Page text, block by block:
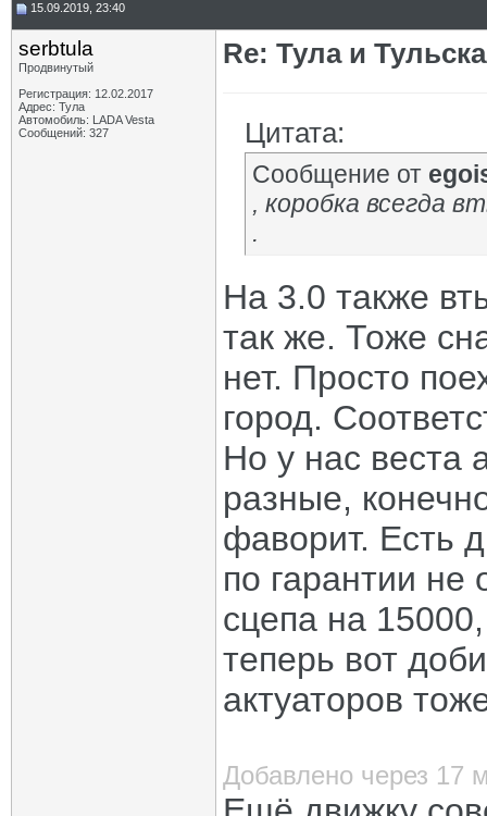
15.09.2019, 23:40
serbtula
Продвинутый
Регистрация: 12.02.2017
Адрес: Тула
Автомобиль: LADA Vesta
Сообщений: 327
Re: Тула и
Цитата:
Сообщение от
, коробка всегда
.
На 3.0 также
так же. Тоже
нет. Просто
город.
Но у нас веста
разные,
фаворит. Есть
по гарантии
сцепа на
теперь вот
актуаторов
Добавлено через 17